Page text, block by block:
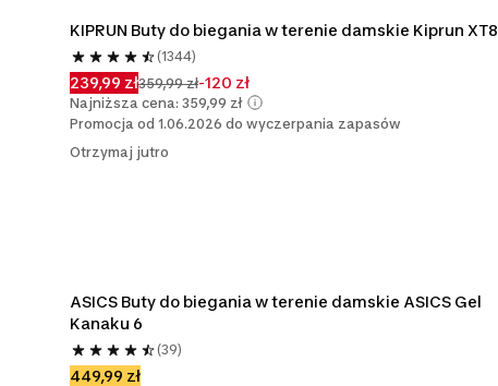
KIPRUN Buty do biegania w terenie damskie Kiprun XT8
(1344)
239,99 zł359,99 zł-120 zł
Najniższa cena: 359,99 zł
Promocja od 1.06.2026 do wyczerpania zapasów
Otrzymaj jutro
ASICS Buty do biegania w terenie damskie ASICS Gel
Kanaku 6
(39)
449,99 zł